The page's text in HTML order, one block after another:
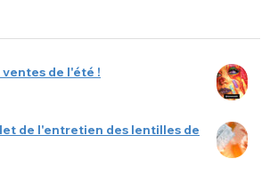
de l'été !
de l'entretien des lentilles de